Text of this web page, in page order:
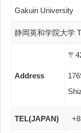
Gakuin University
静岡英和学院大学
Address
〒
TEL(JAPAN)